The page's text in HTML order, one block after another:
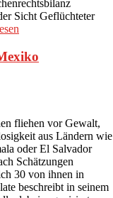
Sicht Geflüchteter
fliehen vor Gewalt,
aus Ländern wie
oder El Salvador
Schätzungen
30 von ihnen in
beschreibt in seinem